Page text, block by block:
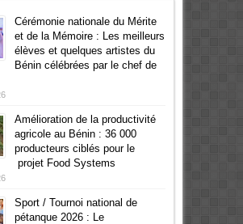
Cérémonie nationale du Mérite
et de la Mémoire : Les meilleurs
élèves et quelques artistes du
Bénin célébrées par le chef de
Amélioration de la productivité
agricole au Bénin : 36 000
producteurs ciblés pour le
projet Food Systems
Sport / Tournoi national de
pétanque 2026 : Le